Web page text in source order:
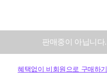
판매중이 아닙니다.
혜택없이 비회원으로 구매하기